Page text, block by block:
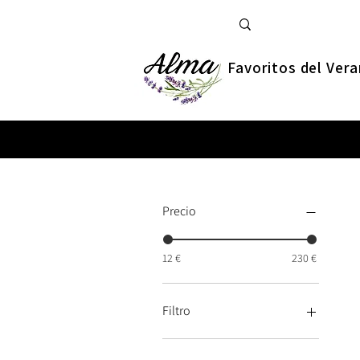
Favoritos del
Precio
12 € 230 €
Filtro
Más vendidos